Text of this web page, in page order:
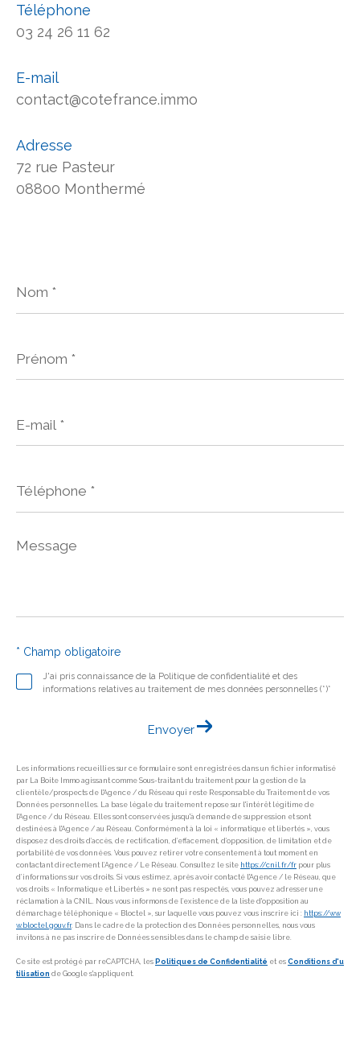
Téléphone
03 24 26 11 62
E-mail
contact@cotefrance.immo
Adresse
72 rue Pasteur
08800 Monthermé
*
*
mail
*
Message
*
J'ai pris connaissance de la Politique de confidentialité et des
informations relatives au traitement de mes données personnelles (*)*
* Champ obligatoire
Envoyer
Les informations recueillies sur ce formulaire sont enregistrées dans un fichier informatisé
par La Boite Immo agissant comme Sous-traitant du traitement pour la gestion de la
clientèle/prospects de l'Agence / du Réseau qui reste Responsable du Traitement de vos
Données personnelles. La base légale du traitement repose sur l'intérêt légitime de
l'Agence / du Réseau. Elles sont conservées jusqu'à demande de suppression et sont
destinées à l'Agence / au Réseau. Conformément à la loi « informatique et libertés », vous
disposez des droits d’accès, de rectification, d’effacement, d’opposition, de limitation et de
portabilité de vos données. Vous pouvez retirer votre consentement à tout moment en
contactant directement l’Agence / Le Réseau. Consultez le site https://cnil.fr/fr pour plus
d’informations sur vos droits. Si vous estimez, après avoir contacté l'Agence / le Réseau, que
vos droits « Informatique et Libertés » ne sont pas respectés, vous pouvez adresser une
réclamation à la CNIL. Nous vous informons de l’existence de la liste d'opposition au
démarchage téléphonique « Bloctel », sur laquelle vous pouvez vous inscrire ici : https://ww
w.bloctel.gouv.fr. Dans le cadre de la protection des Données personnelles, nous vous
invitons à ne pas inscrire de Données sensibles dans le champ de saisie libre.
Ce site est protégé par reCAPTCHA, les Politiques de Confidentialité et es Conditions d'u
tilisation de Google s'appliquent.